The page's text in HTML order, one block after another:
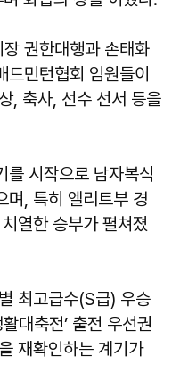
권한대행과 손태화
민턴협회 임원들이
, 축사, 선수 선서 등을
를 시작으로 남자복식
며, 특히 엘리트부 경
열한 승부가 펼쳐졌
최고급수(S급) 우승
대축전’ 출전 우선권
재확인하는 계기가